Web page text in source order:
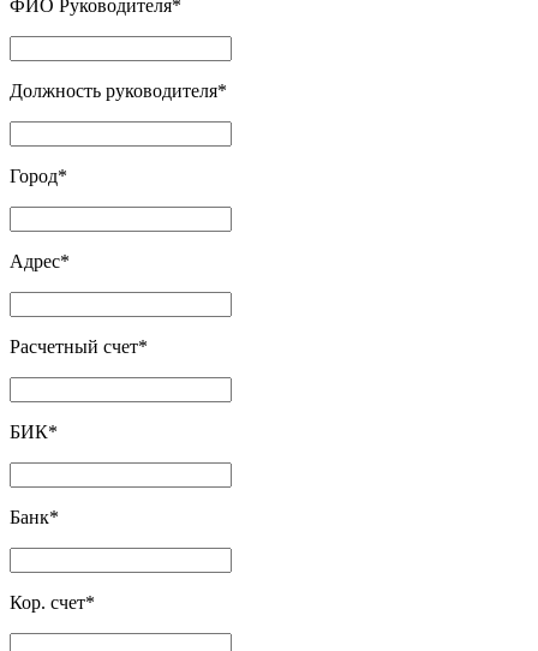
ФИО Руководителя*
Должность руководителя*
Город*
Адрес*
Расчетный счет*
БИК*
Банк*
Кор. счет*